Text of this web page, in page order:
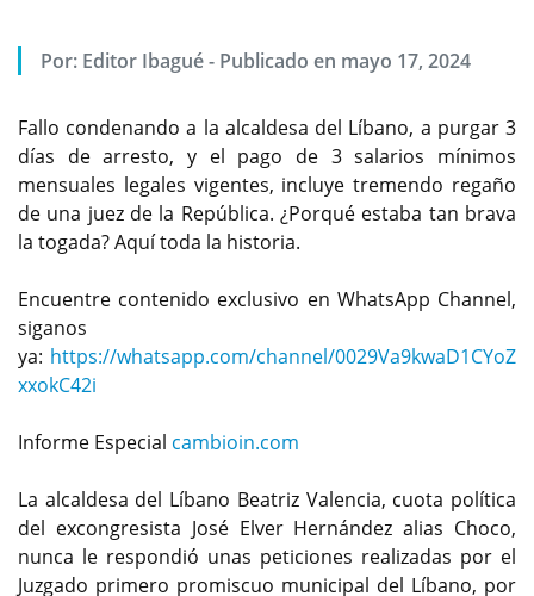
Por: Editor Ibagué- Publicado en mayo 17, 2024
Fallo condenando a la alcaldesa del Líbano, a purgar 3
días de arresto, y el pago de 3 salarios mínimos
mensuales legales vigentes, incluye tremendo regaño
de una juez de la República. ¿Porqué estaba tan brava
la togada? Aquí toda la historia.
Encuentre contenido exclusivo en WhatsApp Channel,
siganos
ya: https://whatsapp.com/channel/0029Va9kwaD1CYoZ
xxokC42i
Informe Especial cambioin.com
La alcaldesa del Líbano Beatriz Valencia, cuota política
del excongresista José Elver Hernández alias Choco,
nunca le respondió unas peticiones realizadas por el
Juzgado primero promiscuo municipal del Líbano, por